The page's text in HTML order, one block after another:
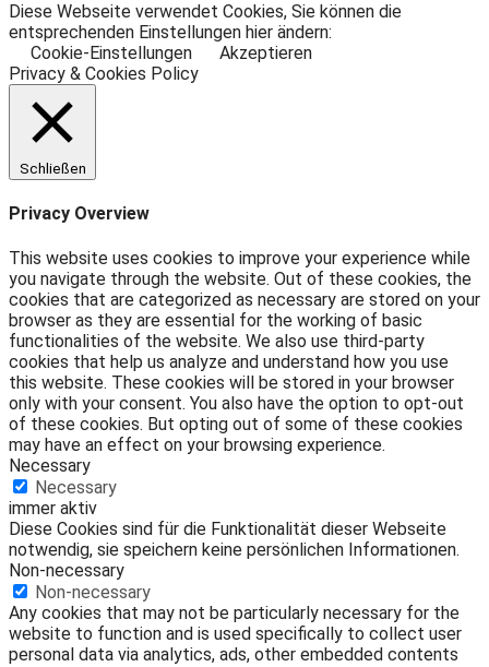
Diese Webseite verwendet Cookies, Sie können die
entsprechenden Einstellungen hier ändern:
Cookie-Einstellungen
Akzeptieren
Privacy & Cookies Policy
Schließen
Privacy Overview
This website uses cookies to improve your experience while
you navigate through the website. Out of these cookies, the
cookies that are categorized as necessary are stored on your
browser as they are essential for the working of basic
functionalities of the website. We also use third-party
cookies that help us analyze and understand how you use
this website. These cookies will be stored in your browser
only with your consent. You also have the option to opt-out
of these cookies. But opting out of some of these cookies
may have an effect on your browsing experience.
Necessary
Necessary
immer aktiv
Diese Cookies sind für die Funktionalität dieser Webseite
notwendig, sie speichern keine persönlichen Informationen.
Non-necessary
Non-necessary
Any cookies that may not be particularly necessary for the
website to function and is used specifically to collect user
personal data via analytics, ads, other embedded contents